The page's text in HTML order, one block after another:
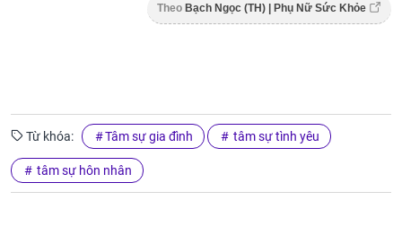
Theo Bạch Ngọc (TH) | Phụ Nữ Sức Khỏe
Từ khóa: Tâm sự gia đình tâm sự tình yêu
tâm sự hôn nhân